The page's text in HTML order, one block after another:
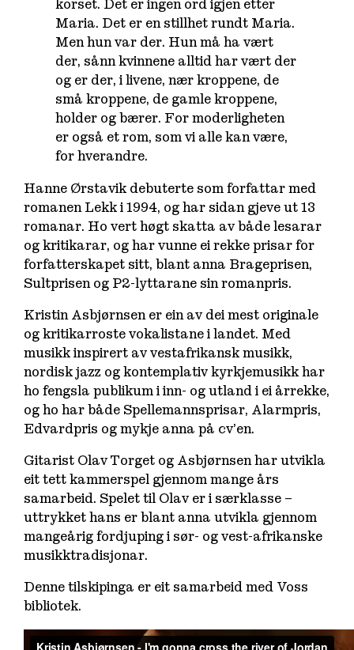
korset. Det er ingen ord igjen etter
Maria. Det er en stillhet rundt Maria.
Men hun var der. Hun må ha vært
der, sånn kvinnene alltid har vært der
og er der, i livene, nær kroppene, de
små kroppene, de gamle kroppene,
holder og bærer. For moderligheten
er også et rom, som vi alle kan være,
for hverandre.
Hanne Ørstavik debuterte som forfattar med
romanen Lekki 1994, og har sidan gjeve ut 13
romanar. Ho vert høgt skatta av både lesarar
og kritikarar, og har vunne ei rekke prisar for
forfatterskapet sitt, blant anna Brageprisen,
Sultprisen og P2-lyttarane sin romanpris.
Kristin Asbjørnsen er ein av dei mest originale
og kritikarroste vokalistane i landet. Med
musikk inspirert av vestafrikansk musikk,
nordisk jazz og kontemplativ kyrkjemusikk har
ho fengsla publikum i inn- og utland i ei årrekke,
og ho har både Spellemannsprisar, Alarmpris,
Edvardpris og mykje anna på cv’en.
Gitarist Olav Torget og Asbjørnsen har utvikla
eit tett kammerspel gjennom mange års
samarbeid. Spelet til Olav er i særklasse –
uttrykket hans er blant anna utvikla gjennom
mangeårig fordjuping i sør- og vest-afrikanske
musikktradisjonar.
Denne tilskipinga er eit samarbeid med Voss
bibliotek.